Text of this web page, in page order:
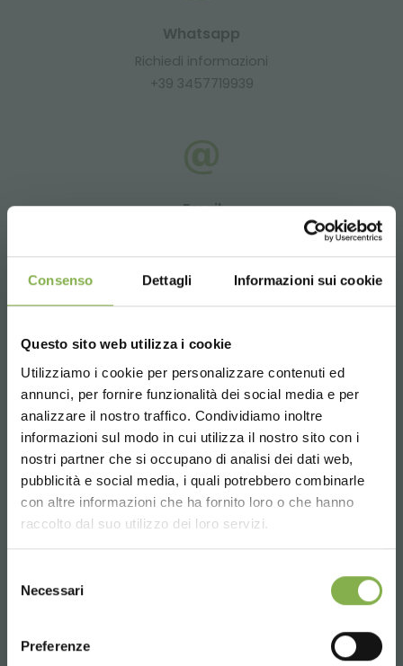
Consenso Dettagli Informazioni sui cookie
Questo sito web utilizza i cookie
Utilizziamo i cookie per personalizzare contenuti ed
annunci, per fornire funzionalità dei social media e per
analizzare il nostro traffico. Condividiamo inoltre
informazioni sul modo in cui utilizza il nostro sito con i
nostri partner che si occupano di analisi dei dati web,
pubblicità e social media, i quali potrebbero combinarle
con altre informazioni che ha fornito loro o che hanno
raccolto dal suo utilizzo dei loro servizi.
delNecessari
Preferenze
Choose the country you are in and your
language for a better browsing experience
Whatsapp
Richiedi informazioni
+39 3457719939
Email
info@orlandelli.it
Telefono
Dal lunedì al venerdì
08:30 - 13:00
14:00 - 18:30
+39 0376 960311
REGISTRATI E RISPARMIA
SUBITO!
Crea un account e ottieni subito
vantaggi esclusivi:
5 % di scontosul tuo primo ordine *
2 % di sconto sempresu tutti i tuoi acquisti
Spedizione gratis
(seleziona l'opzione Newsletter in fase di